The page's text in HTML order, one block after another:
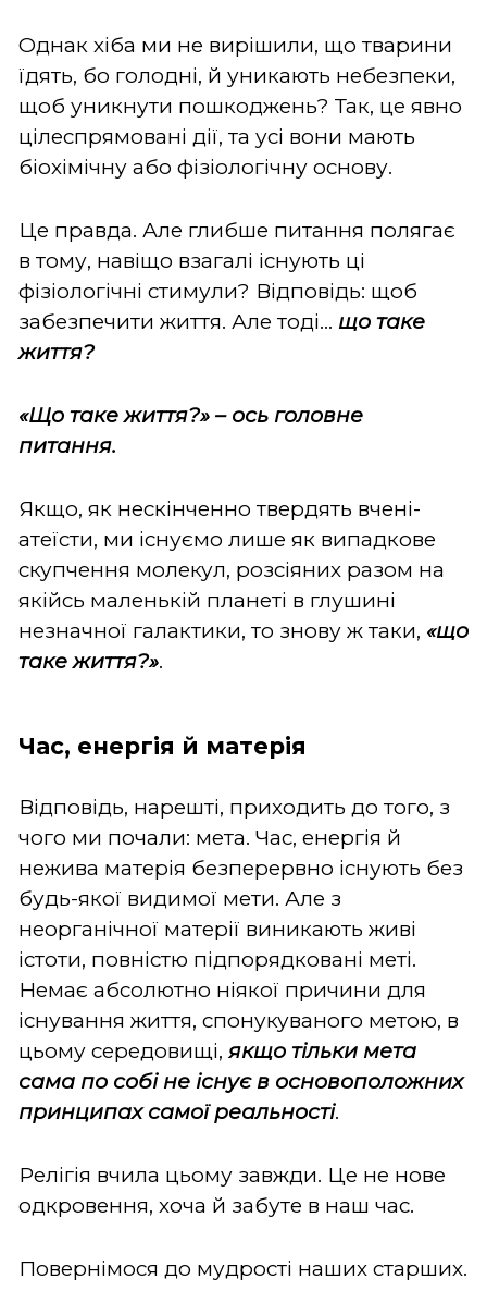
Однак хіба ми не вирішили, що тварини
їдять, бо голодні, й уникають небезпеки,
щоб уникнути пошкоджень? Так, це явно
цілеспрямовані дії, та усі вони мають
біохімічну або фізіологічну основу.
Це правда. Але глибше питання полягає
в тому, навіщо взагалі існують ці
фізіологічні стимули? Відповідь: щоб
забезпечити життя. Але тоді... що таке
життя?
«Що таке життя?» – ось головне
питання.
Якщо, як нескінченно твердять вчені-
атеїсти, ми існуємо лише як випадкове
скупчення молекул, розсіяних разом на
якійсь маленькій планеті в глушині
незначної галактики, то знову ж таки, «що
таке життя?».
Час, енергія й матерія
Відповідь, нарешті, приходить до того, з
чого ми почали: мета. Час, енергія й
нежива матерія безперервно існують без
будь-якої видимої мети. Але з
неорганічної матерії виникають живі
істоти, повністю підпорядковані меті.
Немає абсолютно ніякої причини для
існування життя, спонукуваного метою, в
цьому середовищі,якщо тільки мета
сама по собі не існує в основоположних
принципах самої реальності.
Релігія вчила цьому завжди. Це не нове
одкровення, хоча й забуте в наш час.
Повернімося до мудрості наших старших.